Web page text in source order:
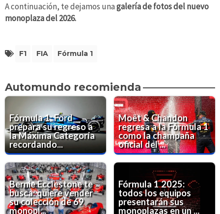
A continuación, te dejamos unagalería de fotos del nuevo
monoplaza del 2026.
F1 FIA Fórmula 1
Automundo recomienda
Fórmula 1: Ford
prepara su regreso a
la Máxima Categoría
recordando...
Moët & Chandon
regresa a la Fórmula 1
como la champaña
oficial del ...
Bernie Ecclestone te
busca: quiere vender
su colección de 69
monopl...
Fórmula 1 2025:
todos los equipos
presentarán sus
monoplazas en un ...